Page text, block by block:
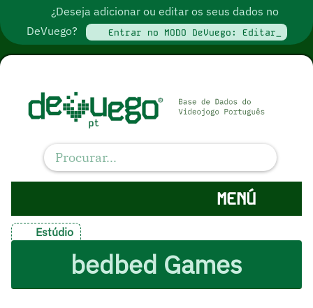
¿Deseja adicionar ou editar os seus dados no
DeVuego?
Entrar no MODO DeVuego: Editar_
MENÚ
Estúdio
bedbed Games